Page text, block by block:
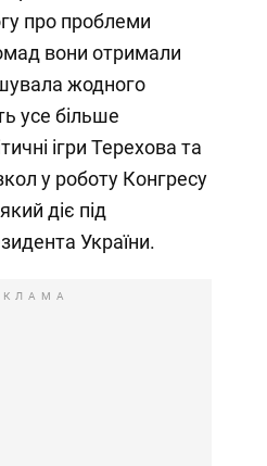
про проблеми
вони отримали
жодного
усе більше
ігри Терехова та
у роботу Конгресу
діє під
України.